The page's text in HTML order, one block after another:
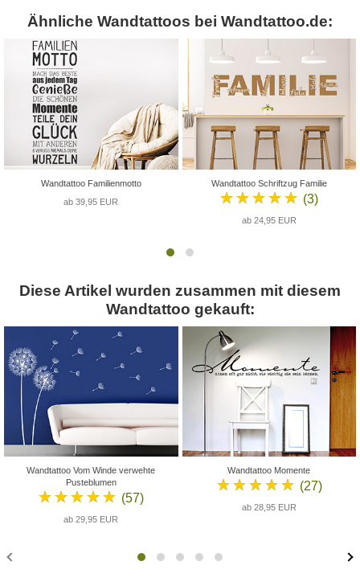
Ähnliche Wandtattoos bei Wandtattoo.de:
Wandtattoo Familienmotto
ab 39,95 EUR
Wandtattoo Schriftzug Familie
★★★★★ (3)
ab 24,95 EUR
Diese Artikel wurden zusammen mit diesem
Wandtattoo gekauft:
Wandtattoo Vom Winde verwehte
Pusteblumen
★★★★★ (57)
ab 29,95 EUR
Wandtattoo Momente
★★★★★ (27)
ab 28,95 EUR